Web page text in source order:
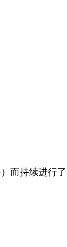
而持续进行